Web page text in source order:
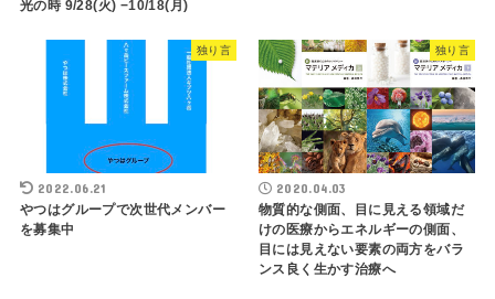
光の時 9/28(火) −10/18(月)
独り言
2022.06.21
やつはグループで次世代メンバー
を募集中
独り言
2020.04.03
物質的な側面、目に見える領域だ
けの医療からエネルギーの側面、
目には見えない要素の両方をバラ
ンス良く生かす治療へ